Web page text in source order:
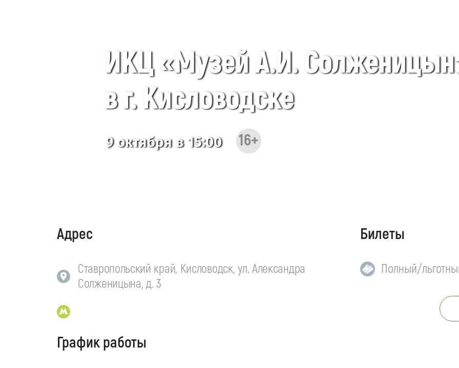
ИКЦ «Музей А.И.
в г. Кисловодске
9 октября в 15:00 16+
Адрес
Ставропольский край, Кисловодск, ул. Александра
Солженицына, д. 3
График работы
Билеты
Полный/